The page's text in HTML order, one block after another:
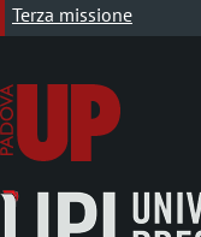
Terza missione